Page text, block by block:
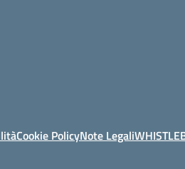
Cookie PolicyNote Legali